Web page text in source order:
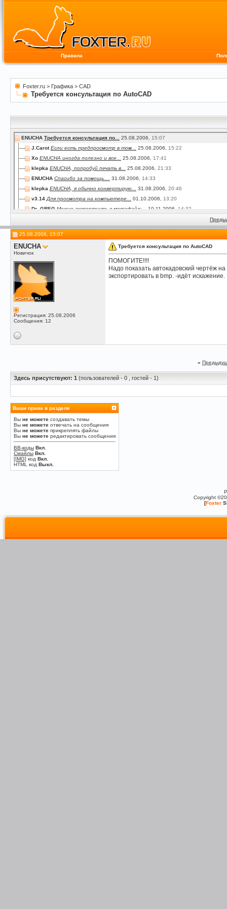
Правила
Foxter.ru > Графика > CAD
Требуется консультация по AutoCAD
ENUCHA Требуется консультация по... 25.08.2006, 15:07
J.Carot Если есть предпросмотр в том... 25.08.2006, 15:22
Xo ENUCHA иногда полезно и все... 25.08.2006, 17:41
klepka ENUCHA, попробуй печать в... 25.08.2006, 21:33
ENUCHA Спасибо за помощь.... 31.08.2006, 14:33
klepka ENUCHA, я обычно конвертирую... 31.08.2006, 20:46
v3.14 Для просмотра на компьютере... 01.10.2006, 13:20
Dr_GREG Можно экспортнуть в метафайл:... 10.11.2006, 14:32
progra8Vla Попробуйте експортировать в...21.06.2007,19:18
Rash экспортируй в wmf поюзай так...22.06.2007,16:45
progra8Vla
попробуйте: DWGinfo. Еще одна...23.06.2007,21:43
Коллеги, кто-нибудь в курсе,... 19.11.2007,
Prol
Надо нажать Вид-3D виды-Вид в...
sashasakh
Спасибо за ответ, речь...20.11.2007,02:38
25.08.2006, 15:07
ENUCHA
Новичок
Регистрация: 25.08.2006
Сообщения: 12
Требуется консультация по AutoCAD
ПОМОГИТЕ!!!!
Надо показать автокадовский чертёж
экспортировать в bmp. -идёт
«
Здесь присутствуют: 1 (пользователей - 0 , гостей - 1)
Ваши права в разделе
Вы не можете создавать темы
Вы не можете отвечать на сообщения
Вы не можете прикреплять файлы
Вы не можете редактировать сообщения
BB-коды Вкл.
Смайлы Вкл.
[IMG] код Вкл.
HTML код Выкл.
Copyright
[Foxter